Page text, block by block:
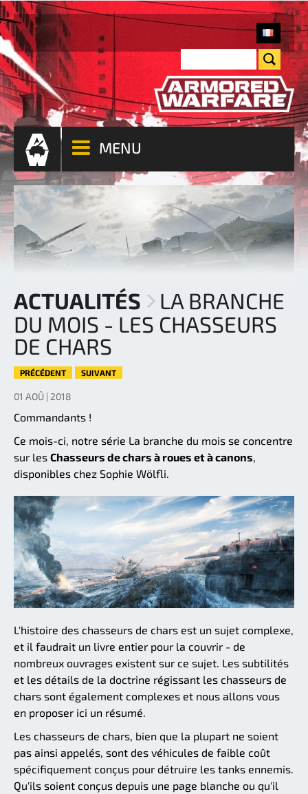
MENU
ACTUALITÉS
LA BRANCHE
DU MOIS - LES CHASSEURS
DE CHARS
PRÉCÉDENT SUIVANT
01 AOÛ | 2018
Commandants !
Ce mois-ci, notre série La branche du mois se concentre
sur les Chasseurs de chars à roues et à canons,
disponibles chez Sophie Wölfli.
L'histoire des chasseurs de chars est un sujet complexe,
et il faudrait un livre entier pour la couvrir - de
nombreux ouvrages existent sur ce sujet. Les subtilités
et les détails de la doctrine régissant les chasseurs de
chars sont également complexes et nous allons vous
en proposer ici un résumé.
Les chasseurs de chars, bien que la plupart ne soient
pas ainsi appelés, sont des véhicules de faible coût
spécifiquement conçus pour détruire les tanks ennemis.
Qu'ils soient conçus depuis une page blanche ou qu'il